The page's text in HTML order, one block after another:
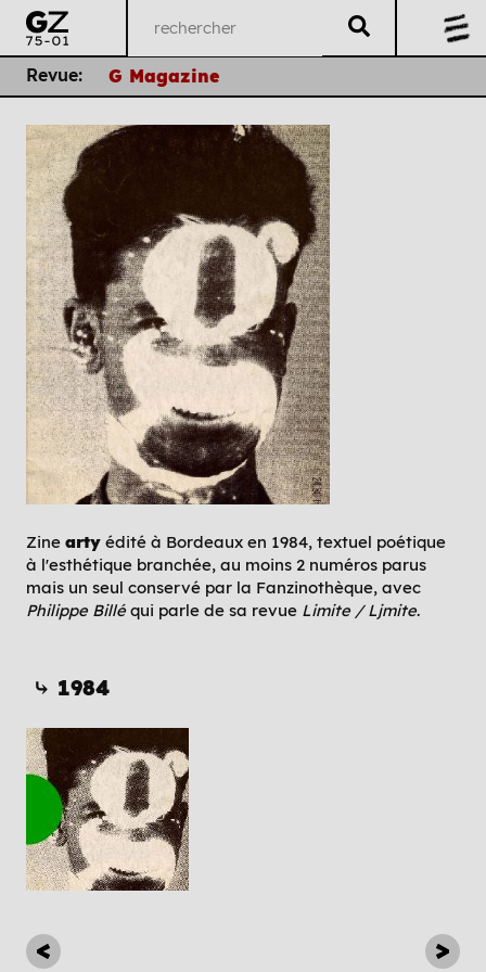
Revue: G Magazine
Zine arty édité à Bordeaux en 1984, textuel poétique
à l'esthétique branchée, au moins 2 numéros parus
mais un seul conservé par la Fanzinothèque, avec
Philippe Billéqui parle de sa revue Limite / Ljmite.
⤷ 1984